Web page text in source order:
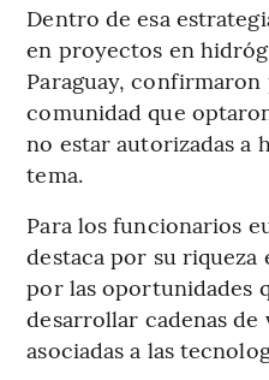
Dentro de esa
en proyectos en
Paraguay, confirmaron
comunidad que
no estar autorizadas a
tema.
Para los funcionarios
destaca por su
por las oportunidades
desarrollar cadenas
asociadas a las